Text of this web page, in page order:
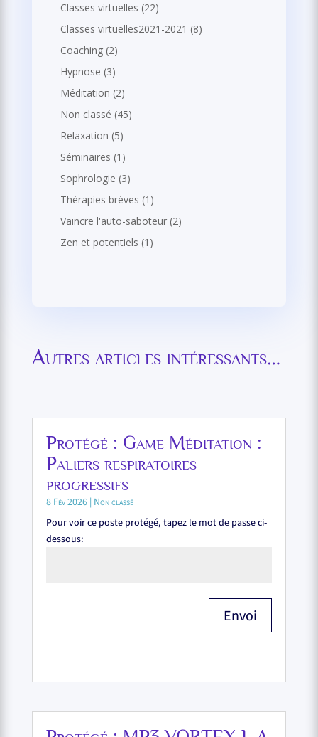
Classes virtuelles (22)
Classes virtuelles2021-2021 (8)
Coaching(2)
Hypnose (3)
Méditation (2)
Non classé (45)
Relaxation (5)
Séminaires (1)
Sophrologie (3)
Thérapies brèves (1)
Vaincre l'auto-saboteur(2)
Zen et potentiels (1)
Autres articles intéressants…
Protégé : Game Méditation :
Paliers respiratoires
progressifs
8 Fév 2026| Non classé
Pour voir ce poste protégé, tapez le mot de passe ci-
dessous:
Envoi